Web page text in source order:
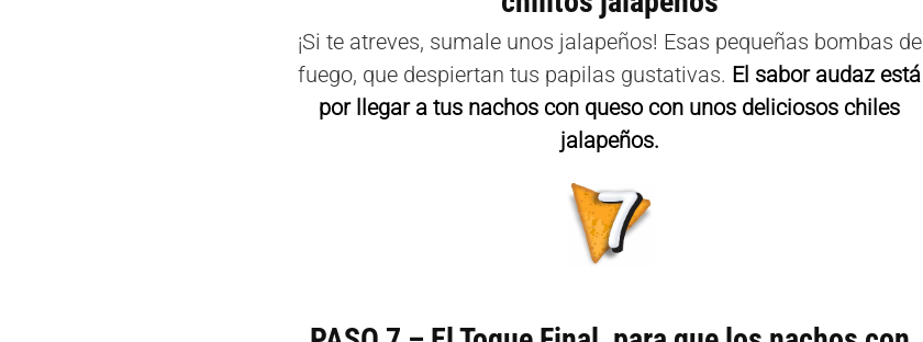
¡Si te atreves, sumale unos jalapeños! Esas pequeñas bombas de
fuego, que despiertan tus papilas gustativas. El sabor audaz está
por llegar a tus nachos con queso con unos deliciosos chiles
jalapeños.